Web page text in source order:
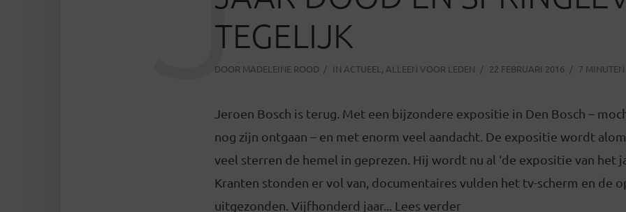
TEGELIJK
DOOR MADELEINE ROOD IN ACTUEEL , ALLEEN VOOR LEDEN 22 FEBRUARI 2016 7
Jeroen Bosch is terug. Met een bijzondere expositie in Den Bosch –
nog zijn ontgaan – en met enorm veel aandacht. De expositie wordt
veel sterren de hemel in geprezen. Hij wordt nu al ‘de expositie van het
Kranten stonden er vol van, documentaires vulden het tv-scherm en de
uitgezonden. Vijfhonderd jaar... Lees verder